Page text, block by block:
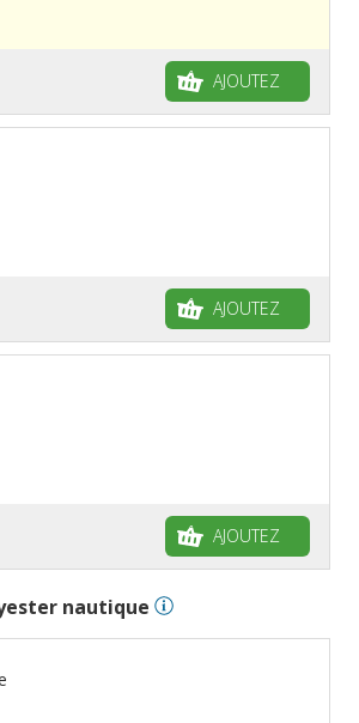
monde internationales
ethniques & nations non
et à goutte
AJOUTEZ
AJOUTEZ
AJOUTEZ
nautique